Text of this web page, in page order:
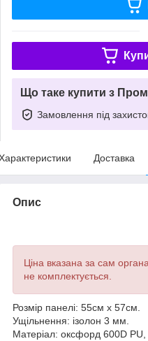
Що таке купити з
Замовлення під
Доставка
Опис
Ціна вказана за сам
не комплектується.
Розмір панелі: 55см х 57см.
Ущільнення: ізолон 3 мм.
Матеріал: оксфорд 600D